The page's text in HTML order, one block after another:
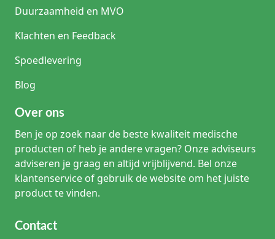
Duurzaamheid en MVO
Klachten en Feedback
Spoedlevering
Blog
Over ons
Ben je op zoek naar de beste kwaliteit medische
producten of heb je andere vragen? Onze adviseurs
adviseren je graag en altijd vrijblijvend. Bel onze
klantenservice of gebruik de website om het juiste
product te vinden.
Contact